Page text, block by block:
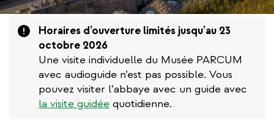
Attention
Horaires d’ouverture limités jusqu’au 23
octobre 2026
Une visite individuelle du Musée PARCUM
avec audioguide n’est pas possible. Vous
pouvez visiter l’abbaye avec un guide avec
la visite guidée quotidienne.